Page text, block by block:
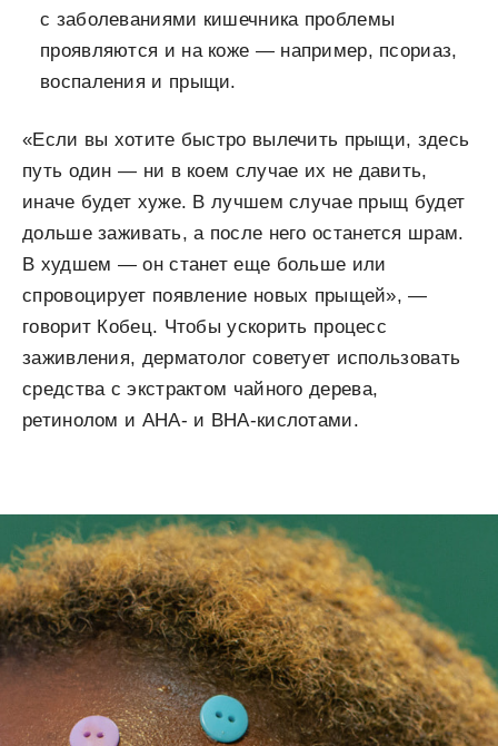
с заболеваниями кишечника проблемы
проявляются и на коже — например, псориаз,
воспаления и прыщи.
«Если вы хотите быстро вылечить прыщи, здесь
путь один — ни в коем случае их не давить,
иначе будет хуже. В лучшем случае прыщ будет
дольше заживать, а после него останется шрам.
В худшем — он станет еще больше или
спровоцирует появление новых прыщей», —
говорит Кобец. Чтобы ускорить процесс
заживления, дерматолог советует использовать
средства с экстрактом чайного дерева,
ретинолом и AHA- и BHA-кислотами.